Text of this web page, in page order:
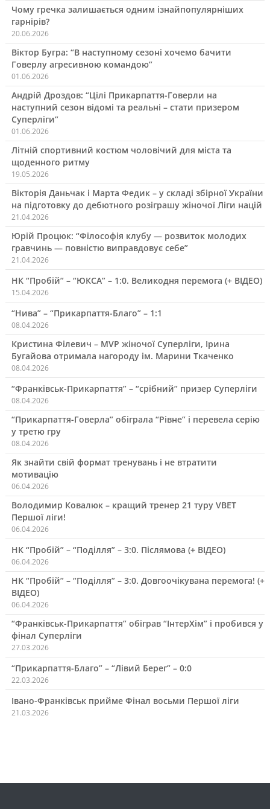
Чому гречка залишається одним ізнайпопулярніших
гарнірів?
20.06.2026
Віктор Бугра: “В наступному сезоні хочемо бачити
Говерлу агресивною командою”
01.06.2026
Андрій Дроздов: “Цілі Прикарпаття-Говерли на
наступний сезон відомі та реальні – стати призером
Суперліги”
01.06.2026
Літній спортивний костюм чоловічий для міста та
щоденного ритму
19.05.2026
Вікторія Даньчак і Марта Федик – у складі збірної України
на підготовку до дебютного розіграшу жіночої Ліги націй
21.04.2026
Юрій Процюк: “Філософія клубу — розвиток молодих
гравчинь — повністю виправдовує себе”
21.04.2026
НК “Пробій” – “ЮКСА” – 1:0. Великодня перемога (+ ВІДЕО)
15.04.2026
“Нива” – “Прикарпаття-Благо” – 1:1
08.04.2026
Кристина Філевич – MVP жіночої Суперліги, Ірина
Бугайова отримала нагороду ім. Марини Ткаченко
08.04.2026
“Франківськ-Прикарпаття” – “срібний” призер Суперліги
08.04.2026
“Прикарпаття-Говерла” обіграла “Рівне” і перевела серію
у третю гру
08.04.2026
Як знайти свій формат тренувань і не втратити
мотивацію
06.04.2026
Володимир Ковалюк – кращий тренер 21 туру VBET
Першої ліги!
06.04.2026
НК “Пробій” – “Поділля” – 3:0. Післямова (+ ВІДЕО)
06.04.2026
НК “Пробій” – “Поділля” – 3:0. Довгоочікувана перемога! (+
ВІДЕО)
06.04.2026
“Франківськ-Прикарпаття” обіграв “ІнтерХім” і пробився у
фінал Суперліги
27.03.2026
“Прикарпаття-Благо” – “Лівий Берег” – 0:0
22.03.2026
Івано-Франківськ прийме Фінал восьми Першої ліги
21.03.2026